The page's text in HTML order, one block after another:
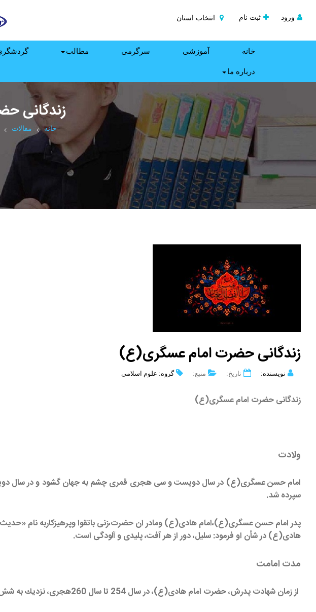
ورود ثبت نام انتخاب استان
خانه آموزشی سرگرمی مطالب
درباره ما
زندگانی
خانه مقالات
زندگانی حضرت امام عسگری(ع)
نویسنده: تاریخ: منبع: گروه: علوم اسلامی
زندگانی حضرت امام عسگری(ع)
ولادت
امام حسن عسگری(ع) در سال دویست و سی هجری قمری چشم به جهان گشود و در سال
سپرده شد.
پدر امام حسن عسگری(ع)،امام هادی(ع) ومادر ان حضرت،زنی باتقوا وپرهیزکاربه نام
هادى(ع) در شأن او فرمود: سليل، دور از هر آفت، پليدى و آلودگى است.
مدت امامت
از زمان شهادت پدرش، حضرت امام هادى(ع)، در سال 254 تا سال 260هجرى، نزديك به شش سال.